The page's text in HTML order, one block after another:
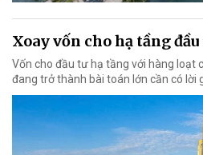
Xoay vốn cho hạ tầng
Vốn cho đầu tư hạ tầng với hàng loạt
đang trở thành bài toán lớn cần có lời